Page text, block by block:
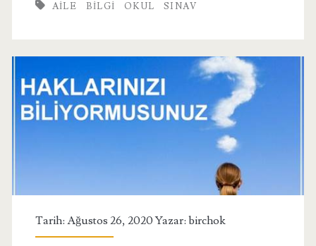
Aile
Olmalı?
AILE BILGI OKUL SINAV
Tarih: Ağustos 26, 2020 Yazar: birchok